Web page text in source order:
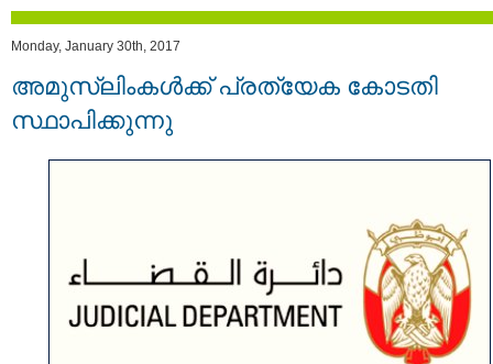
Monday, January 30th, 2017
അമുസ്ലിംകള്‍ക്ക് പ്രത്യേക കോടതി
സ്ഥാപിക്കുന്നു